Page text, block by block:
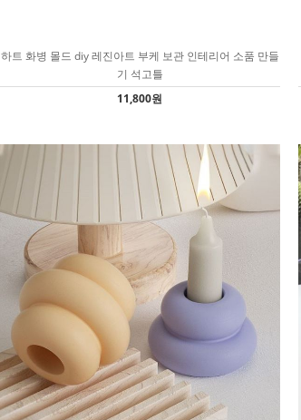
하트 화병 몰드 diy 레진아트 부케 보관 인테리어 소품 만들
기 석고틀
11,800원